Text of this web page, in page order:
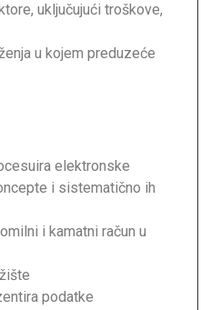
uključujući troškove,
u kojem preduzeće
elektronske
i sistematično ih
i kamatni račun u
podatke